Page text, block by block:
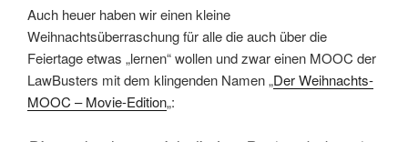
Auch heuer haben wir einen kleine
Weihnachtsüberraschung für alle die auch über die
Feiertage etwas „lernen“ wollen und zwar einen MOOC der
LawBusters mit dem klingenden Namen „Der Weihnachts-
MOOC – Movie-Edition„: